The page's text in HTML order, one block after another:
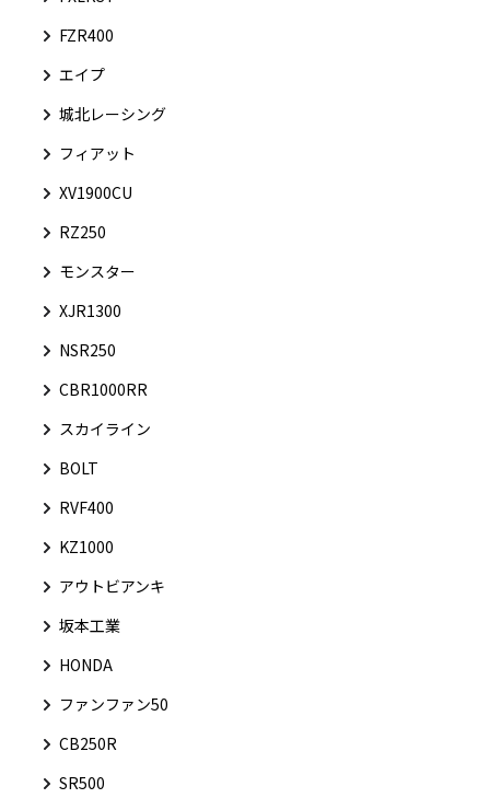
FZR400
エイプ
城北レーシング
フィアット
XV1900CU
RZ250
モンスター
XJR1300
NSR250
CBR1000RR
スカイライン
BOLT
RVF400
KZ1000
アウトビアンキ
坂本工業
HONDA
ファンファン50
CB250R
SR500